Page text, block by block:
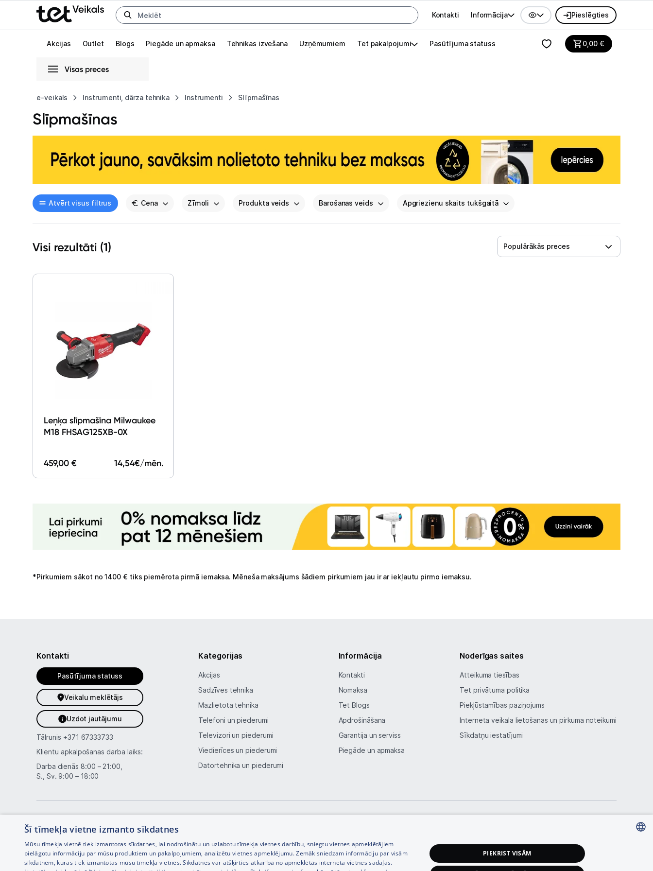
Uz kategorijam Uz galveno saturu
Galvenes izvēlne
Kontakti Informācija Pieslēgties
Akcijas Outlet Blogs Piegāde un apmaksa Tehnikas izvešana Uzņēmumiem Tet pakalpojumi Pasūtījuma statuss 0,00€
Visas preces
e-veikals Instrumenti, dārza tehnika Instrumenti Slīpmašīnas
Pieslēgties
Izvēlies kāroto ierīci izdevīgāk!
Datortehnika
Telefoni, planšetdatori
Tet pakalpojumi
Kontakti
Informācija
Animācijas
Slīpmašīnas
Atvērt visus filtrus Cena Zīmoli Produkta veids Barošanas veids Apgriezienu skaits tukšgaitā
Visi rezultāti (1) Populārākās preces
Leņķa slīpmašīna Milwaukee
M18 FHSAG125XB-0X
459,00 € 14,54€/mēn.
*Pirkumiem sākot no 1400 € tiks piemērota pirmā iemaksa. Mēneša maksājums šādiem pirkumiem jau ir ar iekļautu pirmo iemaksu.
Kontakti
Pasūtījuma statuss
Veikalu meklētājs
Uzdot jautājumu
Tālrunis +371 67333733
Klientu apkalpošanas darba laiks:
Darba dienās 8:00 – 21:00,
S., Sv. 9:00 – 18:00
Kategorijas
Akcijas
Sadzīves tehnika
Mazlietota tehnika
Telefoni un piederumi
Televizori un piederumi
Viedierīces un piederumi
Datortehnika un piederumi
Informācija
Kontakti
Nomaksa
Tet Blogs
Apdrošināšana
Garantija un serviss
Piegāde un apmaksa
Noderīgas saites
Atteikuma tiesības
Tet privātuma politika
Piekļūstamības paziņojums
Interneta veikala lietošanas un pirkuma noteikumi
Sīkdatņu iestatījumi
Interneta veikala izstrāde —
Šī tīmekļa vietne izmanto sīkdatnes
Mūsu tīmekļa vietnē tiek izmantotas sīkdatnes, lai nodrošinātu un uzlabotu tīmekļa vietnes darbību, sniegtu vietnes apmeklētājiem
pielāgotu informāciju par mūsu produktiem un pakalpojumiem, analizētu vietnes apmeklējumu. Zemāk sniedzam informāciju par visām
sīkdatnēm, kuras tiek izmantotas mūsu tīmekļa vietnēs. Sīkdatnes var atšķirties atkarībā no apmeklētās interneta vietnes sadaļas.
PIEKRIST VISĀM